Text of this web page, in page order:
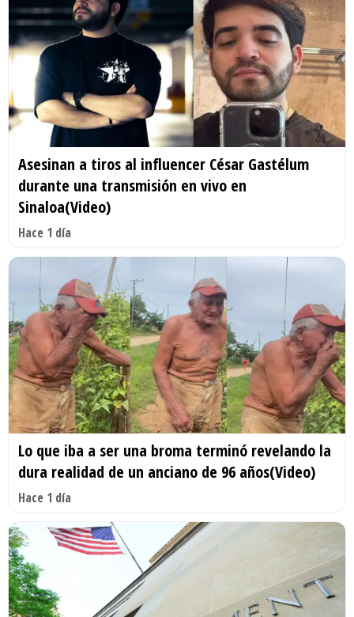
Asesinan a tiros al influencer César Gastélum
durante una transmisión en vivo en
Sinaloa(Video)
Hace 1 día
Lo que iba a ser una broma terminó revelando la
dura realidad de un anciano de 96 años(Video)
Hace 1 día